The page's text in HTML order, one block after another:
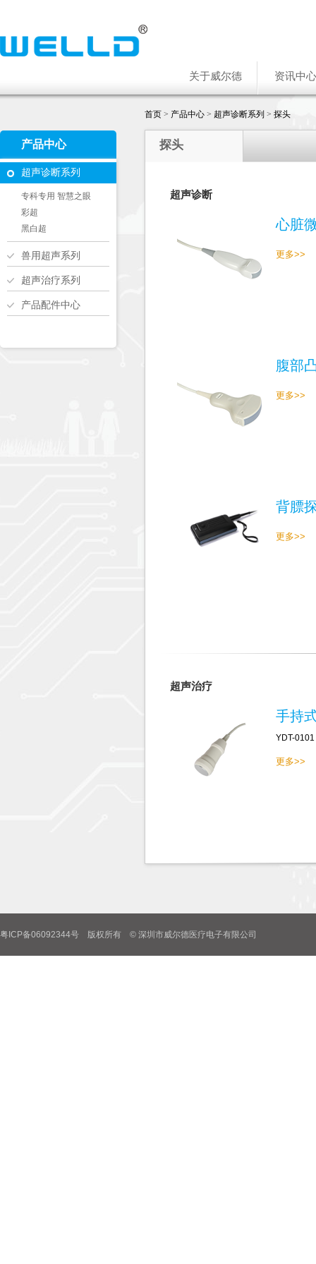
关于威尔德 资讯中心
产品中心
超声诊断系列
专科专用 智慧之眼
彩超
黑白超
兽用超声系列
超声治疗系列
产品配件中心
首页 > 产品中心 > 超声诊断系列 > 探头
探头
超声诊断
心脏
更多>>
腹部
更多>>
背膘
更多>>
超声治疗
手持
YDT-0101
更多>>
粤ICP备06092344号 版权所有 © 深圳市威尔德医疗电子有限公司